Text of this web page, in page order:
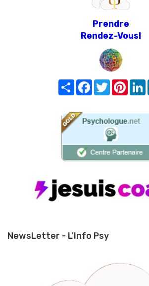
Prendre
Rendez-Vous!
Share FacebookTwitter
NewsLetter - L'Info Psy